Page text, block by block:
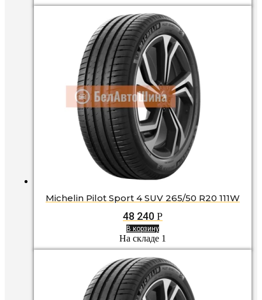
Michelin Pilot Sport 4 SUV 265/50 R20 111W
48 240 Р
В корзину
На складе 1